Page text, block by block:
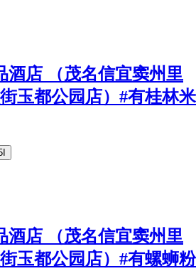
酒店 （茂名信宜窦州里
玉都公园店）#有桂林米
酒店 （茂名信宜窦州里
玉都公园店）#有螺蛳粉